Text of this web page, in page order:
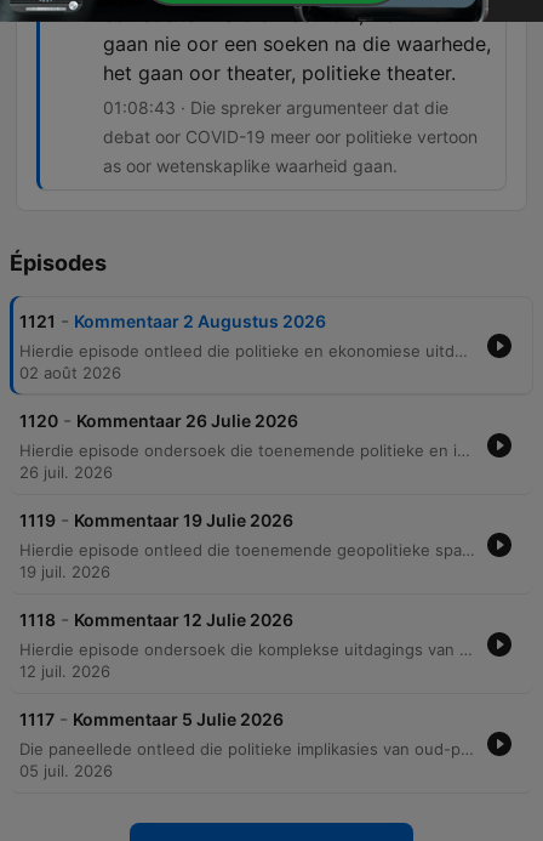
een soeken na die waarheid, want het
gaan nie oor een soeken na die waarhede,
het gaan oor theater, politieke theater.
01:08:43 · Die spreker argumenteer dat die
debat oor COVID-19 meer oor politieke vertoon
as oor wetenskaplike waarheid gaan.
Épisodes
1121 - Kommentaar 2 Augustus 2026
Hierdie episode ontleed die politieke en ekonomiese uitdagings in Suid-Afrika, van die aankondiging van die 2026 verkiesing tot die omstrede skuif van die OBK voorzitterskap en die implikasies vir korrupsiebestryding. Die bespreking strek oor regstryde rondom onteieningswetgewing, uitdagings in die Departement van Landbou, en die noodsaaklikheid van 'n onafhanklike teenkorrupsie-eenheid. Verder word globale kwessies aangeraak, insluitend die impak van internationale netwerke op natuurbewaring, die politieke kontroversie rondom Dr. Anthony Fauci se getuienis oor COVID-19, en die geopolitieke spanninge tussen Israel, Iran en die VSA.
02 août 2026
1120 - Kommentaar 26 Julie 2026
Hierdie episode ondersoek die toenemende politieke en institusionele onstabiliteit in Suid-Afrika, van die bedanking by die staatspensioenfonds tot die biosekuriteitskrisis in die landbousektor. Die gesprek fokus op die kwesbaarheid van die strafregstelsel en die noodsaaklikheid van hervorming om politieke invloed op staatsinstellings uit te skakel. Verder word die ekonomiese haalbaarheid van politieke manifeste, soos dié van die EFF, ontleed te midde van finansiële uitdagings vir plaaslike regerings. Die gesprek sluit af met 'n bespreking van geopolitieke spanninge tussen die VSA en Iran, asook die impak van President Trump se retoriek op die media en internasionale verdedigingsuitdagings.
26 juil. 2026
1119 - Kommentaar 19 Julie 2026
Hierdie episode ontleed die toenemende geopolitieke spanning tussen die VSA, Iran en Rusland, met spesifieke fokus op die impak van Amerikaanse sanksies en die interne verdeeldheid binne beide lande. Die paneel bespreek ook die ekonomiese krisis in Venezuela en die politieke implikasies van Suid-Afrikaanse parlementêre besoeke aan Rusland. Verder word die politieke dinamika in Suid-Afrika deeglik ondersoek, vanaf die ANC se verhouding met Rusland tot die uitdagings binne die regstelsel en korrupsie. Die gesprek raak ook aan die toestand van die Suid-Afrikaanse Weermag en die finansiële druk op nasionale veiligheidsinstansies.
19 juil. 2026
1118 - Kommentaar 12 Julie 2026
Hierdie episode ondersoek die komplekse uitdagings van immigrasie en geopolitieke spanninge, met 'n fokus op die afkeuring van Amerikaanse vluchtelingversoeke en die impak van die spanning tussen Amerika en Iran op die wêreldekonomie. Die paneel bespreek ook die politieke onstabiliteit in Suid-Afrika, insluitend die noodsaaklikheid van polisiehervorming en die impak van korrupsie op staatsinstellings. Verder word die politieke polarisasie in Gauteng en die sosiale impak van skoolkonflikte ontleed, tesame met die ekonomiese stagnasie en die noodsaaklikheid van effektiewe grensbeheer. Die gesprek beklemtoon die gevare van politieke misleiding en die belangrikheid van die handhawing van die reg in 'n land wat te doen het met sistemiese verval.
12 juil. 2026
1117 - Kommentaar 5 Julie 2026
Die paneellede ontleed die politieke implikasies van oud-president Jacob Zuma se reis na Indië en die uitdagings van die MK-party se deelname aan verkiesings. Die gesprek dek ook die humanitêre krisis rondom immigrasie in Suid-Afrika en die impak van politieke optrede op die land se beeld op die kontinent. Verder word die politieke onstabiliteit binne die DA, die uitdagings van landbouwetgewing en die verskuiwing in die globale magsorde bespreek. Die episode kyk na die veranderende geopolitieke landskap, die rol van die Amerikaanse dollar as ekonomiese wapen, en die politieke spanninge binne munisipale administrasies.
05 juil. 2026